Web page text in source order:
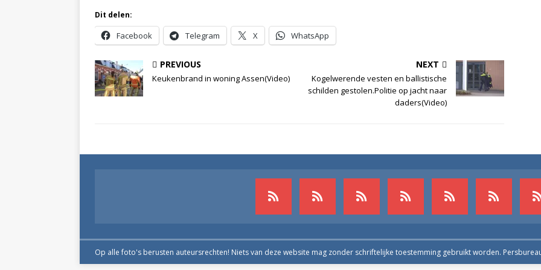
Dit delen:
Facebook Telegram X WhatsApp
PREVIOUS
Keukenbrand in woning Assen(Video)
NEXT
Kogelwerende vesten en ballistische
schilden gestolen.Politie op jacht naar
daders(Video)
Op alle foto's berusten auteursrechten! Niets van deze website mag zonder schriftelijke toestemming gebruikt worden.